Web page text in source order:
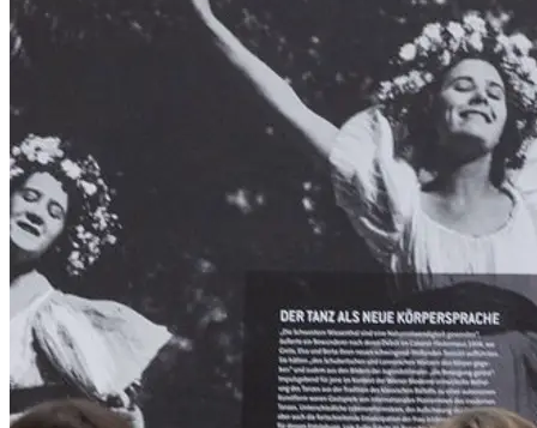
Die Ausstellung entsteht unter der kuratorischen Ägide von Hans-
Peter Wipplinger in begleitendem Dialog mit Expertinnen und
Experten aus den verschiedenen Fachgebieten.e Meisterwerke
des Leopold Museum hautnah!
...Mehr lesen